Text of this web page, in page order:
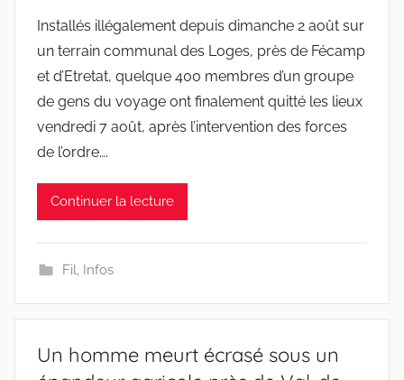
Installés illégalement depuis dimanche 2 août sur
un terrain communal des Loges, près de Fécamp
et d’Etretat, quelque 400 membres d’un groupe
de gens du voyage ont finalement quitté les lieux
vendredi 7 août, après l’intervention des forces
de l’ordre….
Continuer la lecture
Fil Infos
Un homme meurt écrasé sous un